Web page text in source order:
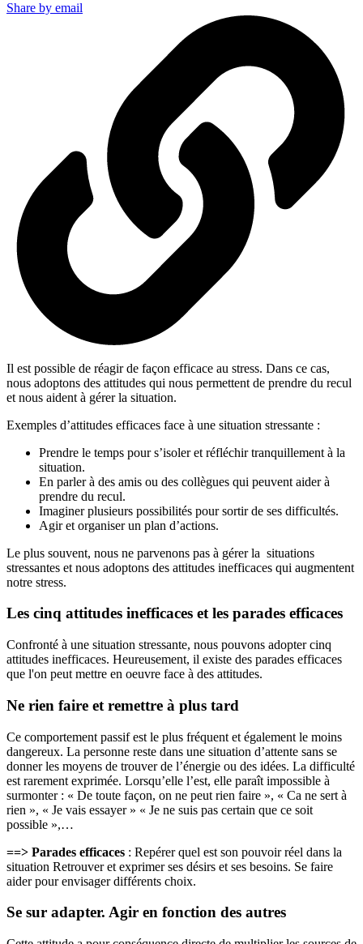
Share by email
Il est possible de réagir de façon efficace au stress. Dans ce cas,
nous adoptons des attitudes qui nous permettent de prendre du recul
et nous aident à gérer la situation.
Exemples d’attitudes efficaces face à une situation stressante :
Prendre le temps pour s’isoler et réfléchir tranquillement à la
situation.
En parler à des amis ou des collègues qui peuvent aider à
prendre du recul.
Imaginer plusieurs possibilités pour sortir de ses difficultés.
Agir et organiser un plan d’actions.
Le plus souvent, nous ne parvenons pas à gérer la situations
stressantes et nous adoptons des attitudes inefficaces qui augmentent
notre stress.
Les cinq attitudes inefficaces et les parades efficaces
Confronté à une situation stressante, nous pouvons adopter cinq
attitudes inefficaces. Heureusement, il existe des parades efficaces
que l'on peut mettre en oeuvre face à des attitudes.
Ne rien faire et remettre à plus tard
Ce comportement passif est le plus fréquent et également le moins
dangereux. La personne reste dans une situation d’attente sans se
donner les moyens de trouver de l’énergie ou des idées. La difficulté
est rarement exprimée. Lorsqu’elle l’est, elle paraît impossible à
surmonter : « De toute façon, on ne peut rien faire », « Ca ne sert à
rien », « Je vais essayer » « Je ne suis pas certain que ce soit
possible »,…
==> Parades efficaces : Repérer quel est son pouvoir réel dans la
situation Retrouver et exprimer ses désirs et ses besoins. Se faire
aider pour envisager différents choix.
Se sur adapter. Agir en fonction des autres